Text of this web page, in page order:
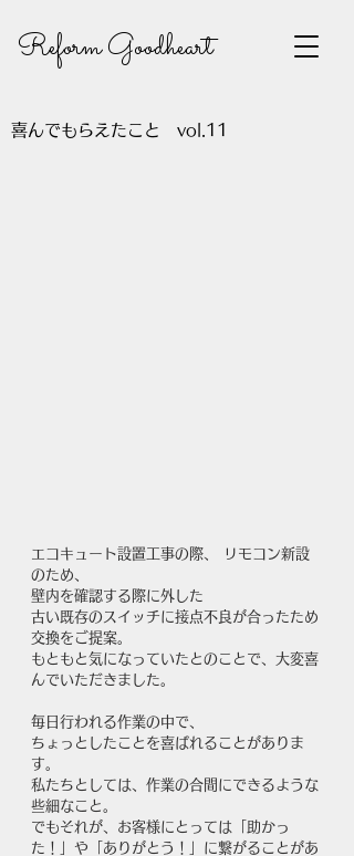
Reform Goodheart
喜んでもらえたこと vol.11
エコキュート設置工事の際、 リモコン新設
のため、
壁内を確認する際に外した
古い既存のスイッチに接点不良が合ったため
交換をご提案。
もともと気になっていたとのことで、大変喜
んでいただきました。
毎日行われる作業の中で、
ちょっとしたことを喜ばれることがありま
す。
私たちとしては、作業の合間にできるような
些細なこと。
でもそれが、お客様にとっては「助かっ
た！」や「ありがとう！」に繋がることがあ